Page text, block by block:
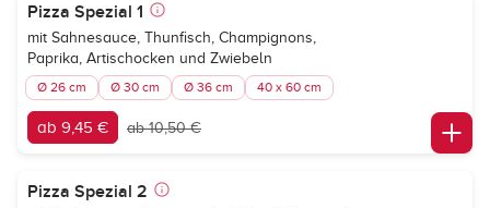
Pizza Spezial 1
mit Sahnesauce, Thunfisch, Champignons,
Paprika, Artischocken und Zwiebeln
Ø 26 cm Ø 30 cm Ø 36 cm 40 x 60 cm
ab 9,45 € ab 10,50 €
Pizza Spezial 2